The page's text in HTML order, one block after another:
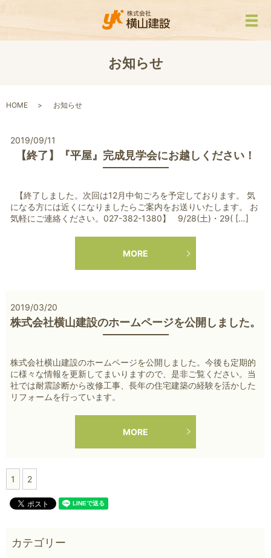
メ
お知らせ
HOME お知らせ
2019/09/11
【終了】『平屋』完成見学会にお越しください！
【終了しました。次回は12月中旬ごろを予定しております。 気
になる方には近くになりましたらご案内をお送りいたします。 お
気軽にご連絡ください。027-382-1380】 9/28(土)・29( […]
MORE
2019/03/20
株式会社横山建設のホームページを公開しました。
株式会社横山建設のホームページを公開しました。今後も定期的
に様々な情報を更新してまいりますので、是非ご覧ください。当
社では耐震診断から改修工事、長年の住宅建築の経験を活かした
リフォームを行っています。
MORE
1 2